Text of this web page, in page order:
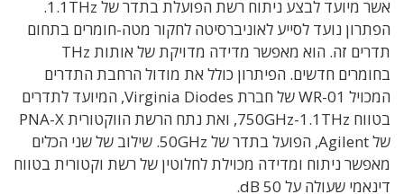
אשר מיועד לבצע ניתוח רשת הפועלת בתדר של 1.1THz.
הפתרון נועד לסייע לאוניברסיטה לחקור מטה-חומרים בתחום
תדרים זה. הוא מאפשר מדידה מדויקת של אותות THz
בחומרים חדשים. הפיתרון כולל את מודול הרחבת התדרים
המכויל WR-01 של חברת Virginia Diodes, המיועד לתדרים
בטווח 750GHz-1.1THz, ואת נתח הרשת הווקטורית PNA-X
של Agilent, הפועל בתדר של 50GHz. שילוב של שני הכלים
מאפשר ניתוח ומדידה מכוילת לחלוטין של רשת וקטורית בטווח
דינאמי שעולה על 50 dB.